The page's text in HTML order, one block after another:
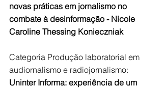
novas práticas em jornalismo no
combate à desinformação - Nicole
Caroline Thessing Konieczniak
Categoria Produção laboratorial em
audiornalismo e radiojornalismo:
Uninter Informa: experiência de um